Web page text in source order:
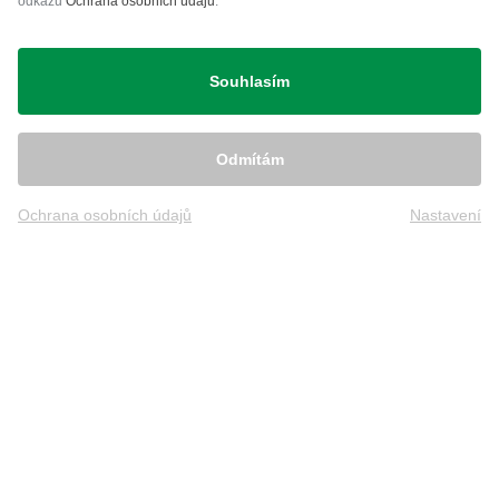
Přeprava
Souhlasím
Odmítám
Ochrana osobních údajů Nastavení